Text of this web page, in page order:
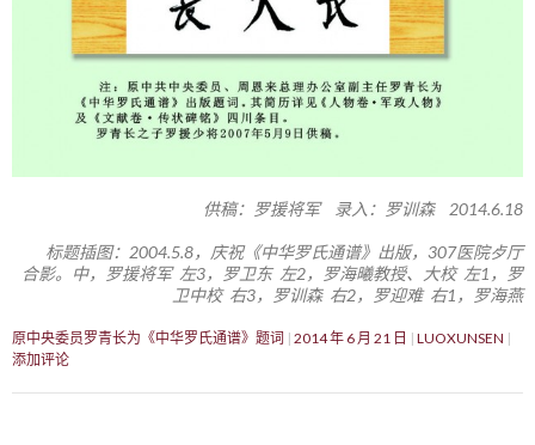
供稿：罗援将军 录入：罗训森 2014.6.18
标题插图：2004.5.8，庆祝《中华罗氏通谱》出版，307医院歺厅
合影。中，罗援将军 左3，罗卫东 左2，罗海曦教授、大校 左1，罗
卫中校 右3，罗训森 右2，罗迎难 右1，罗海燕
原中央委员罗青长为《中华罗氏通谱》题词 2014 年 6 月 21 日
LUOXUNSEN
添加评论